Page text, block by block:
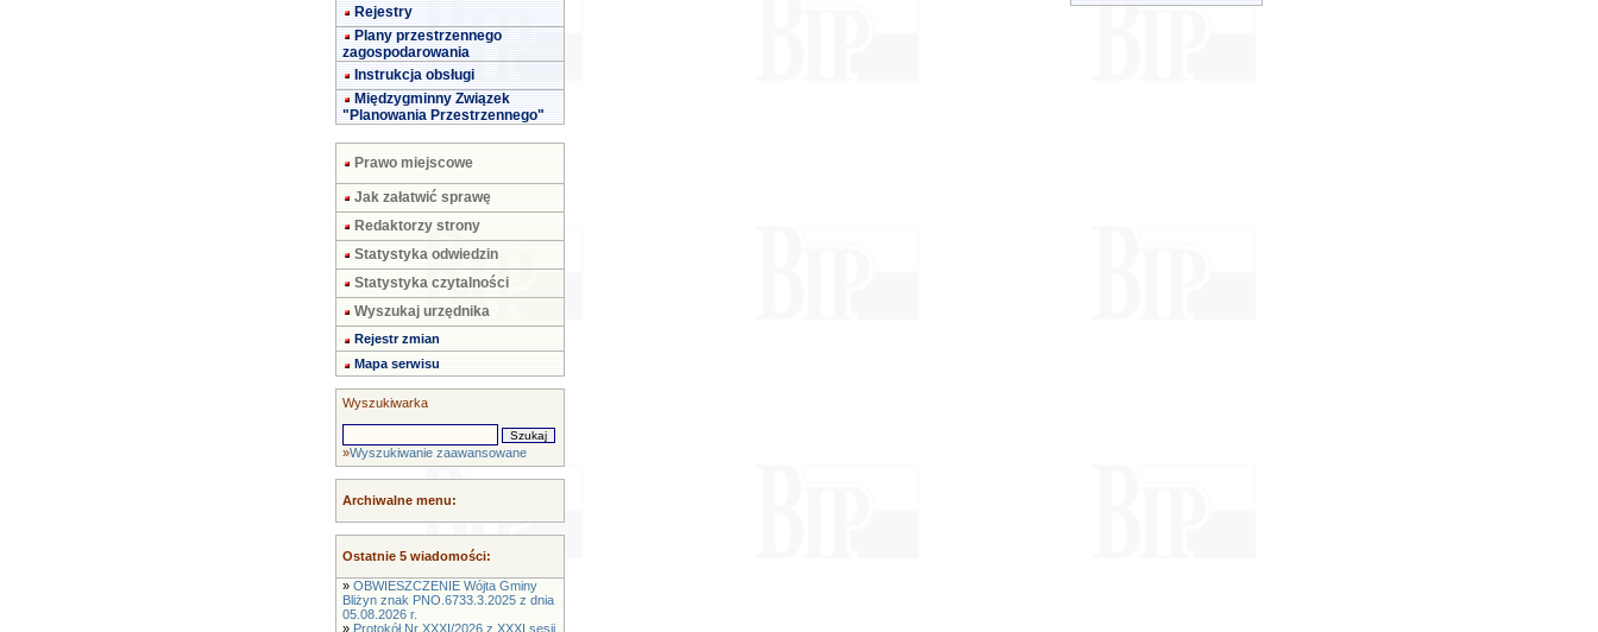
Rejestry
Plany przestrzennego
zagospodarowania
Instrukcja obsługi
Międzygminny Związek
"Planowania Przestrzennego"
Prawo miejscowe
Jak załatwić sprawę
Redaktorzy strony
Statystyka odwiedzin
Statystyka czytalności
Wyszukaj urzędnika
Rejestr zmian
Mapa serwisu
Wyszukiwarka
»Wyszukiwanie zaawansowane
Archiwalne menu:
Ostatnie 5 wiadomości:
» OBWIESZCZENIE Wójta Gminy
Bliżyn znak PNO.6733.3.2025 z dnia
05.08.2026 r.
» Protokół Nr XXXI/2026 z XXXI sesji